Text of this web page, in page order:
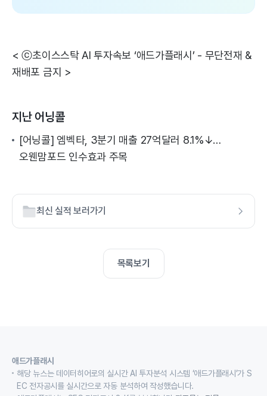
< ⓒ초이스스탁 AI 투자속보 ‘애드가플래시’ - 무단전재 &
재배포 금지 >
지난 어닝콜
[어닝콜] 엠벡타, 3분기 매출 27억달러 8.1%↓…
오웬맘포드 인수효과 주목
최신 실적 보러가기
목록보기
애드가플래시
해당 뉴스는 데이터히어로의 실시간 AI 투자분석 시스템 ‘애드가플래시’가 S
EC 전자공시를 실시간으로 자동 분석하여 작성했습니다.